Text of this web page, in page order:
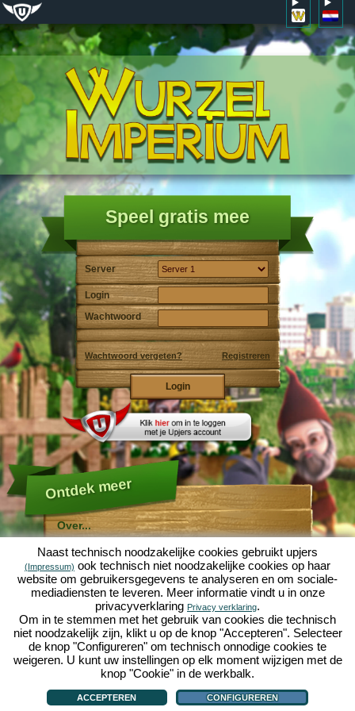
Speel gratis mee
Server
Login
Wachtwoord
Wachtwoord vergeten? Registreren
Ontdek meer
Over...
Molehill Empire ...
... is een leuke economische simulatie, die draait om
een microcosmos tuin. Als gratis browersspel speelt
het af in je webbowers, zonder extra downloads of
software!
Met de hulp van een ijverige tuinkabouter, kun je zelf je
eigen tuin van Eden namaken. Sla, wortelen, aardbeien,
spinazie of uien - Je mag zelf beslissen welke planten je
wilt kweken. Bezoek de vriendelijke stedenTuinzicht en
Bloesemdorpom te handelen met andere spelers, het
kopen van nieuwe planten en decoraties om je tuin op
te fleuren, lever aan je klanten en zorg er voor dat je
goede vrienden wordt met je buren... anders wordt je
wakker en is je tuin omgeploegd door een leger mollen!
Forum|Hulp|Contact/Voorwaarden/Privacy|upjers GmbH|Cookies beheren
Naast technisch noodzakelijke cookies gebruikt upjers
(Impressum) ook technisch niet noodzakelijke cookies op haar
website om gebruikersgegevens te analyseren en om sociale-
mediadiensten te leveren. Meer informatie vindt u in onze
privacyverklaring Privacy verklaring.
Om in te stemmen met het gebruik van cookies die technisch
niet noodzakelijk zijn, klikt u op de knop "Accepteren". Selecteer
de knop "Configureren" om technisch onnodige cookies te
weigeren. U kunt uw instellingen op elk moment wijzigen met de
knop "Cookie" in de werkbalk.
ACCEPTEREN CONFIGUREREN